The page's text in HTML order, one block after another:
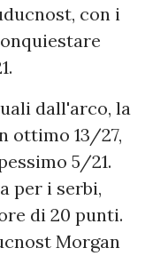
con i
dall'arco, la
ottimo 13/27,
5/21.
per i serbi,
di 20 punti.
Morgan